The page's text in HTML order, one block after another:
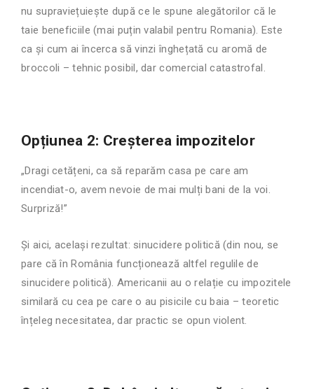
nu supraviețuiește după ce le spune alegătorilor că le
taie beneficiile (mai puțin valabil pentru Romania). Este
ca și cum ai încerca să vinzi înghețată cu aromă de
broccoli – tehnic posibil, dar comercial catastrofal.
Opțiunea 2: Creșterea impozitelor
„Dragi cetățeni, ca să reparăm casa pe care am
incendiat-o, avem nevoie de mai mulți bani de la voi.
Surpriză!”
Și aici, același rezultat: sinucidere politică (din nou, se
pare că în România funcționează altfel regulile de
sinucidere politică). Americanii au o relație cu impozitele
similară cu cea pe care o au pisicile cu baia – teoretic
înțeleg necesitatea, dar practic se opun violent.